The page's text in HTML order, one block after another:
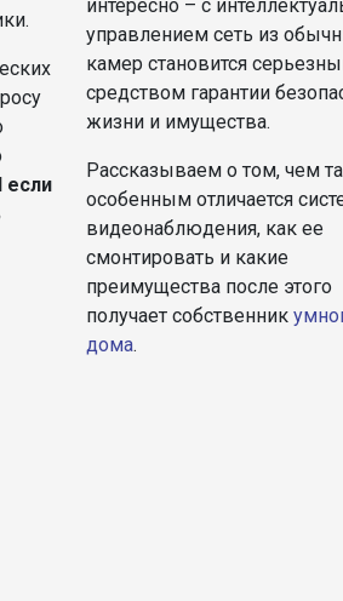
если
интересно – с
управлением сеть из
камер становится
средством гарантии
жизни и имущества.
Рассказываем о том, чем
особенным отличается
видеонаблюдения, как ее
смонтировать и какие
преимущества после этого
получает собственник
дома.